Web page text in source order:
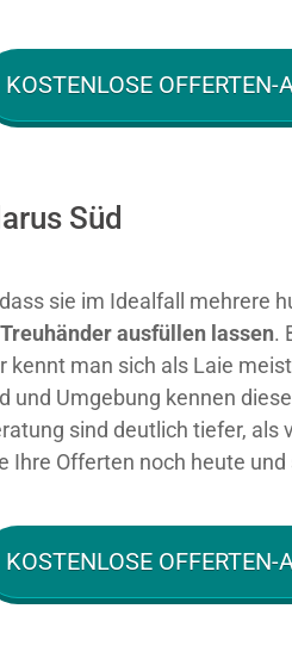
KOSTENLOSE OFFERTEN-
Süd
sie im Idealfall mehrere
ausfüllen lassen.
man sich als Laie
und Umgebung kennen
sind deutlich tiefer,
Ihre Offerten noch heute und
KOSTENLOSE OFFERTEN-